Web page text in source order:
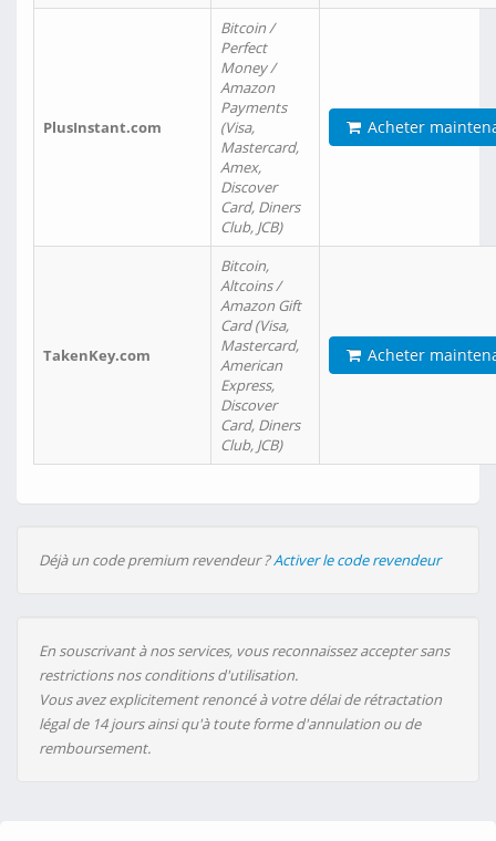
PlusInstant.com
Bitcoin /
Perfect
Money /
Amazon
Payments
(Visa,
Mastercard,
Amex,
Discover
Card, Diners
Club, JCB)
Acheter
TakenKey.com
Bitcoin,
Altcoins /
Amazon Gift
Card (Visa,
Mastercard,
American
Express,
Discover
Card, Diners
Club, JCB)
Acheter
Déjà un code premium revendeur ?Activer le code revendeur
En souscrivant à nos services, vous reconnaissez accepter sans
restrictions nos conditions d'utilisation.
Vous avez explicitement renoncé à votre délai de rétractation
légal de 14 jours ainsi qu'à toute forme d'annulation ou de
remboursement.